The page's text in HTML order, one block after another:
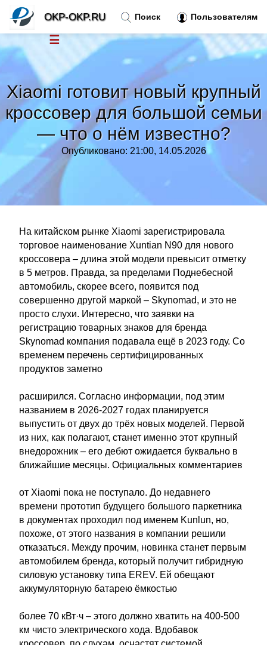
Xiaomi готовит новый крупный
кроссовер для большой семьи
— что о нём известно?
Опубликовано: 21:00, 14.05.2026
На китайском рынке Xiaomi зарегистрировала
торговое наименование Xuntian N90 для нового
кроссовера – длина этой модели превысит отметку
в 5 метров. Правда, за пределами Поднебесной
автомобиль, скорее всего, появится под
совершенно другой маркой – Skynomad, и это не
просто слухи. Интересно, что заявки на
регистрацию товарных знаков для бренда
Skynomad компания подавала ещё в 2023 году. Со
временем перечень сертифицированных
продуктов заметно
расширился. Согласно информации, под этим
названием в 2026-2027 годах планируется
выпустить от двух до трёх новых моделей. Первой
из них, как полагают, станет именно этот крупный
внедорожник – его дебют ожидается буквально в
ближайшие месяцы. Официальных комментариев
от Xiaomi пока не поступало. До недавнего
времени прототип будущего большого паркетника
в документах проходил под именем Kunlun, но,
похоже, от этого названия в компании решили
отказаться. Между прочим, новинка станет первым
автомобилем бренда, который получит гибридную
силовую установку типа EREV. Ей обещают
аккумуляторную батарею ёмкостью
более 70 кВт·ч – этого должно хватить на 400-500
км чисто электрического хода. Вдобавок
Поиск Пользователям
OKP-OKP.RU
☰
Новости
Тренды новостей»
»
Правила »
Контакт»